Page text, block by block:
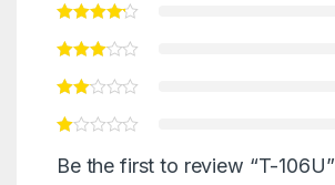
Be the first to review “T-106U”